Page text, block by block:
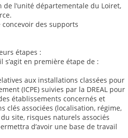
de l’unité départementale du Loiret,
des supports
étapes :
s’agit en première étape de :
aux installations classées pour
(ICPE) suivies par la DREAL pour
établissements concernés et
clés associées (localisation, régime,
site, risques naturels associés
d’avoir une base de travail